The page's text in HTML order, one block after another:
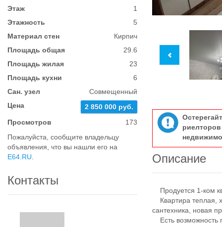
Этаж
1
Этажность
5
Материал стен
Кирпич
Площадь общая
29.6
Площадь жилая
23
Площадь кухни
6
Сан. узел
Совмещенный
Цена
2 850 000 руб.
Просмотров
173
Пожалуйста, сообщите владельцу
объявления, что вы нашли его на
E64.RU
Контакты
Описание
Продуется 1-ком
Квартира теплая,
сантехника, новая
Есть возможность